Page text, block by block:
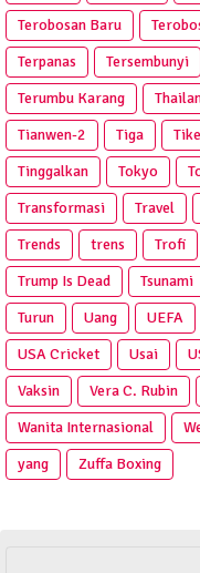
Terobosan Baru
Terpanas
Tersembunyi
Terumbu Karang
Tianwen-2
Tiga
Tinggalkan
Tokyo
Transformasi
Travel
Trends
trens Trofi
Trump Is Dead
Tsunami
Turun
Uang UEFA
USA Cricket
Usai
Vaksin
Vera C. Rubin
Wanita Internasional
yang
Zuffa Boxing